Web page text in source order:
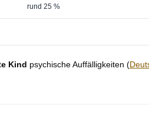
rund 25 %
Kind psychische Auffälligkeiten (